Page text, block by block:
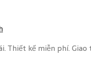
Thiết kế miễn phí. Giao